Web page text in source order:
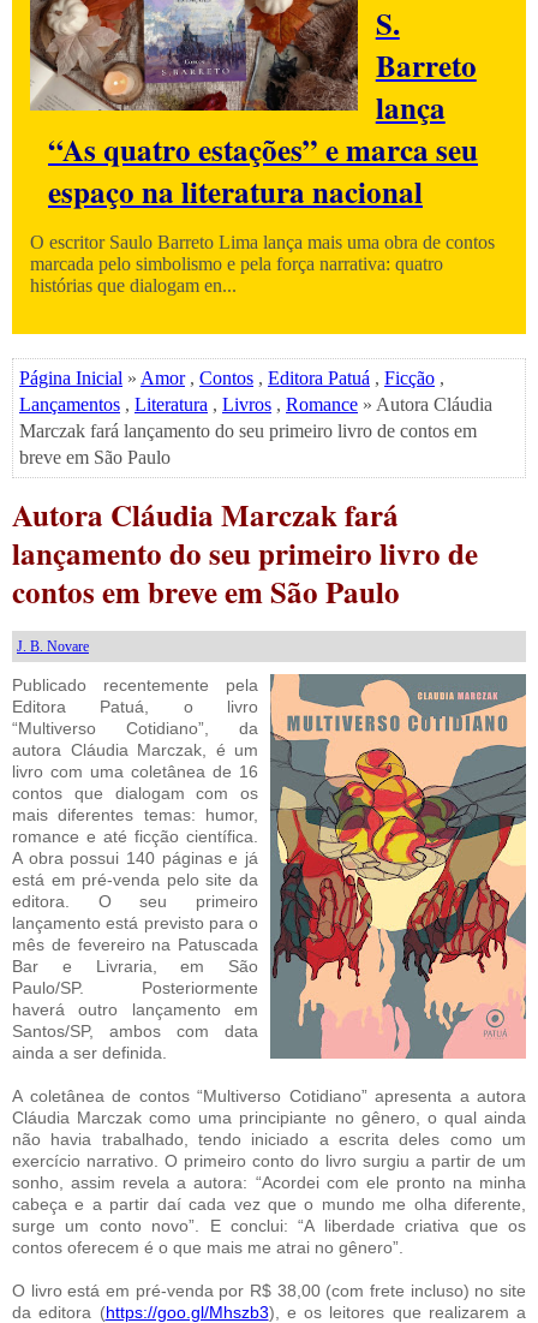
S.
Barreto
lança
“As quatro estações” e marca seu
espaço na literatura nacional
O escritor Saulo Barreto Lima lança mais uma obra de contos
marcada pelo simbolismo e pela força narrativa: quatro
histórias que dialogam en...
Página Inicial » Amor, Contos , Editora Patuá , Ficção ,
Lançamentos , Literatura , Livros , Romance » Autora Cláudia
Marczak fará lançamento do seu primeiro livro de contos em
breve em São Paulo
Autora Cláudia Marczak fará
lançamento do seu primeiro livro de
contos em breve em São Paulo
J. B. Novare
Publicado recentemente pela
Editora Patuá, o livro
“Multiverso Cotidiano”, da
autora Cláudia Marczak, é um
livro com uma coletânea de 16
contos que dialogam com os
mais diferentes temas: humor,
romance e até ficção científica.
A obra possui 140 páginas e já
está em pré-venda pelo site da
editora. O seu primeiro
lançamento está previsto para o
mês de fevereiro na Patuscada
Bar e Livraria, em São
Paulo/SP. Posteriormente
haverá outro lançamento em
Santos/SP, ambos com data
ainda a ser definida.
A coletânea de contos “Multiverso Cotidiano” apresenta a autora
Cláudia Marczak como uma principiante no gênero, o qual ainda
não havia trabalhado, tendo iniciado a escrita deles como um
exercício narrativo. O primeiro conto do livro surgiu a partir de um
sonho, assim revela a autora: “Acordei com ele pronto na minha
cabeça e a partir daí cada vez que o mundo me olha diferente,
surge um conto novo”. E conclui: “A liberdade criativa que os
contos oferecem é o que mais me atrai no gênero”.
O livro está em pré-venda por R$ 38,00 (com frete incluso) no site
da editora (https://goo.gl/Mhszb3), e os leitores que realizarem a